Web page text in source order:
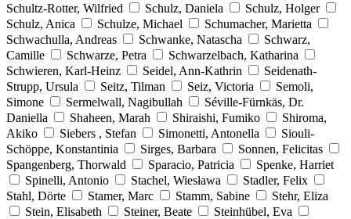
Schultz-Rotter, Wilfried
Schulz, Daniela
Schulz, Holger
Schulz, Anica
Schulze, Michael
Schumacher, Marietta
Schwachulla, Andreas
Schwanke, Natascha
Schwarz,
Camille
Schwarze, Petra
Schwarzelbach, Katharina
Schwieren, Karl-Heinz
Seidel, Ann-Kathrin
Seidenath-
Strupp, Ursula
Seitz, Tilman Seiz, Victoria
Semoli,
Simone
Sermelwall, Nagibullah
Séville-Fürnkäs, Dr.
Daniella
Shaheen, Marah Shiraishi, Fumiko
Shiroma,
Akiko
Siebers , Stefan Simonetti, Antonella
Siouli-
Schöppe, Konstantinia
Sirges, Barbara
Sonnen, Felicitas
Spangenberg, Thorwald
Sparacio, Patricia
Spenke, Harriet
Spinelli, Antonio
Stachel, Wiesława
Stadler, Felix
Stahl, Dörte
Stamer, Marc Stamm, Sabine
Stehr, Eliza
Stein, Elisabeth
Steiner, Beate
Steinhübel, Eva